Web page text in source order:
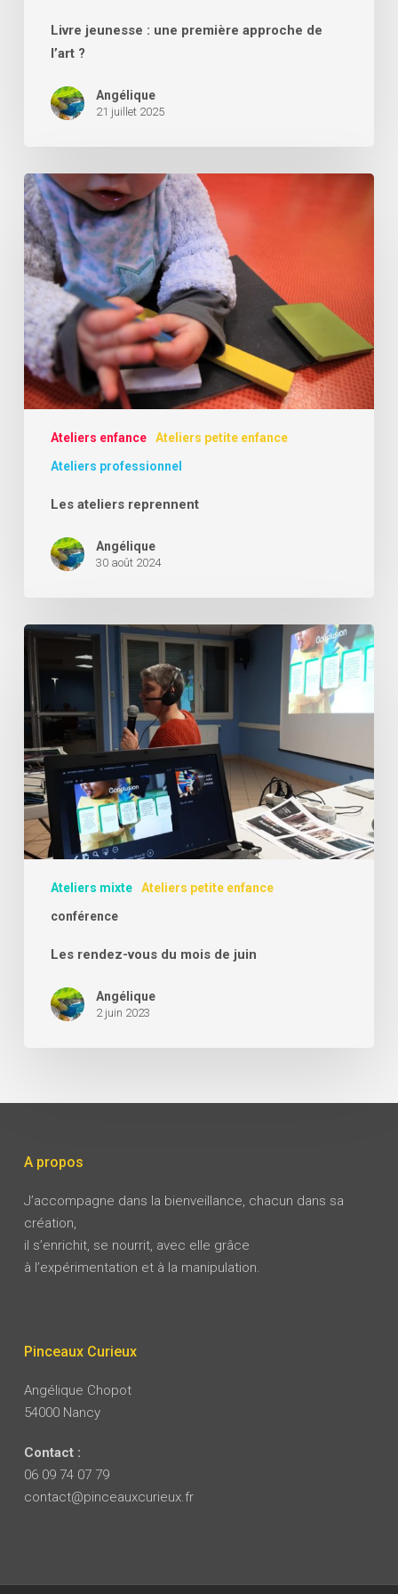
Livre jeunesse : une première approche de
l’art ?
Angélique
21 juillet 2025
Ateliers enfance
Ateliers petite enfance
Ateliers professionnel
Les
ateliers
reprennent
Les ateliers reprennent
Angélique
30 août 2024
Ateliers mixte
Ateliers petite enfance
conférence
Les
vous
du
mois
de
juin
Les rendez-vous du mois de juin
Angélique
2 juin 2023
A propos
J’accompagne dans la bienveillance, chacun dans sa
création,
il s’enrichit, se nourrit, avec elle grâce
à l’expérimentation et à la manipulation.
Pinceaux Curieux
Angélique Chopot
54000 Nancy
Contact :
06 09 74 07 79
contact@pinceauxcurieux.fr